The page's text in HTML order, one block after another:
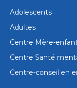
Adolescents
Adultes
Centre Mère-
Centre Santé
Centre-conseil en